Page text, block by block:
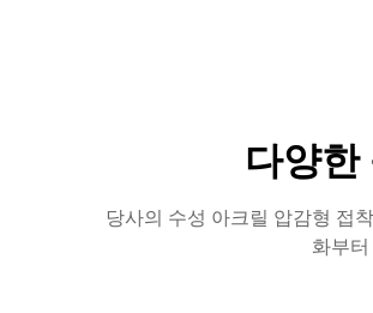
다양한
당사의 수성 아크릴 압감형 접
화부